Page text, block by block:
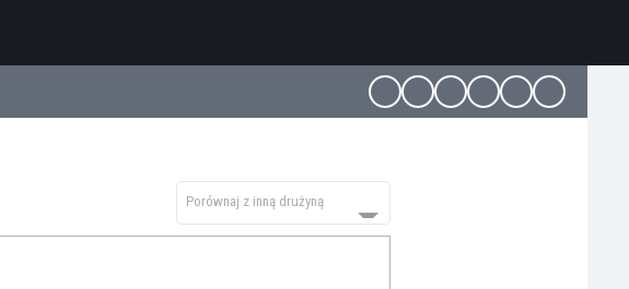
Porównaj z inną drużyną